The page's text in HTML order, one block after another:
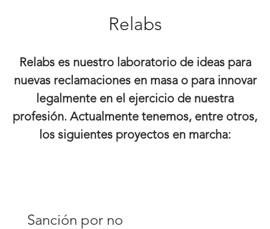
Relabs
Relabs es nuestro laboratorio de ideas para
nuevas reclamaciones en masa o para innovar
legalmente en el ejercicio de nuestra
profesión. Actualmente tenemos, entre otros,
los siguientes proyectos en marcha:
Sanción por no